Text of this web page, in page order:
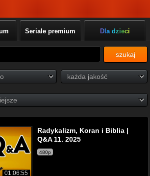
Seriale premium Dla dzieci
szukaj
01:06:55
Radykalizm, Koran i Biblia |
Q&A 11. 2025
480p